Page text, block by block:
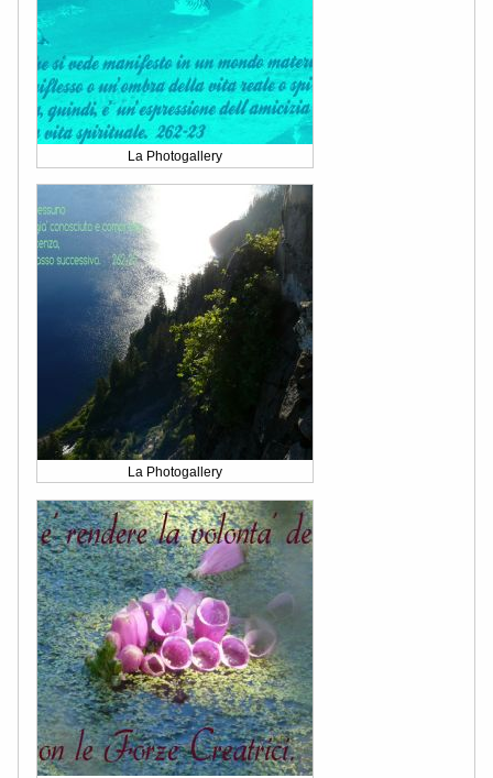
La Photogallery
La Photogallery